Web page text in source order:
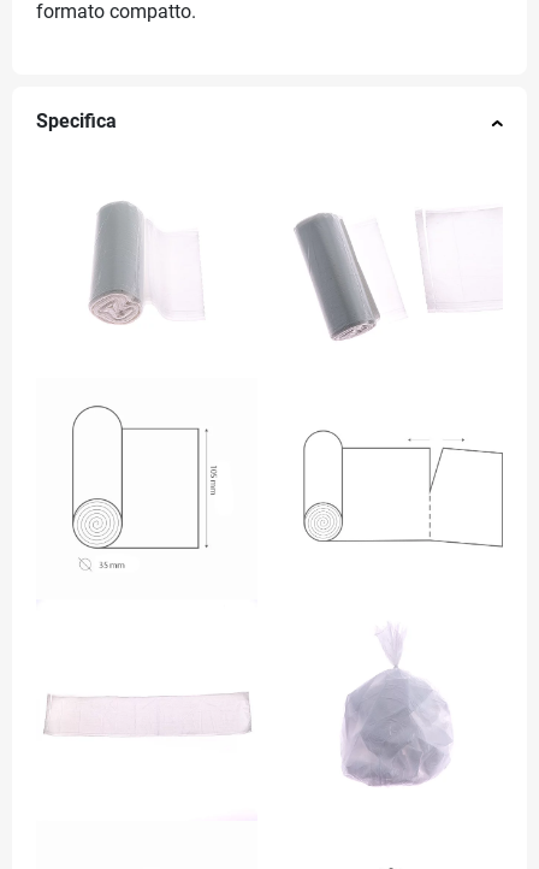
formato compatto.
Specifica